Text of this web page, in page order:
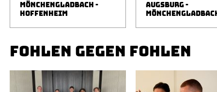
MÖNCHENGLADBACH -
HOFFENHEIM
AUGSBURG -
FOHLEN GEGEN FOHLEN